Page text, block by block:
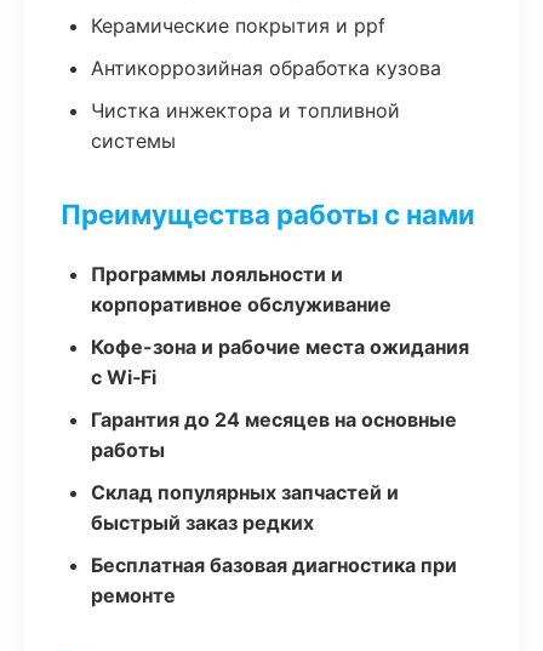
Керамические покрытия и ppf
Антикоррозийная обработка кузова
Чистка инжектора и топливной
системы
Преимущества работы с нами
Программы лояльности и
корпоративное обслуживание
Кофе-зона и рабочие места ожидания
с Wi‑Fi
Гарантия до 24 месяцев на основные
работы
Склад популярных запчастей и
быстрый заказ редких
Бесплатная базовая диагностика при
ремонте